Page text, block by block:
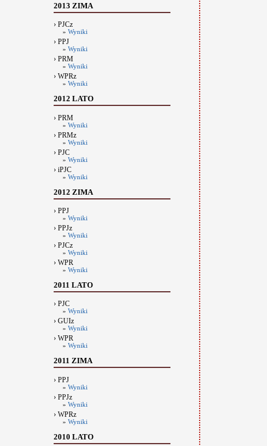
2013 ZIMA
› PJCz
» Wyniki
› PPJ
» Wyniki
› PRM
» Wyniki
› WPRz
» Wyniki
2012 LATO
› PRM
» Wyniki
› PRMz
» Wyniki
› PJC
» Wyniki
› iPJC
» Wyniki
2012 ZIMA
› PPJ
» Wyniki
› PPJz
» Wyniki
› PJCz
» Wyniki
› WPR
» Wyniki
2011 LATO
› PJC
» Wyniki
› GUIz
» Wyniki
› WPR
» Wyniki
2011 ZIMA
› PPJ
» Wyniki
› PPJz
» Wyniki
› WPRz
» Wyniki
2010 LATO